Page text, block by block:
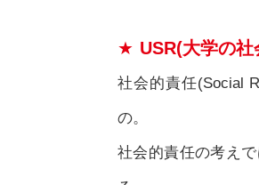
USR(大学の社
社会的責任(Social
の。
社会的責任の考え